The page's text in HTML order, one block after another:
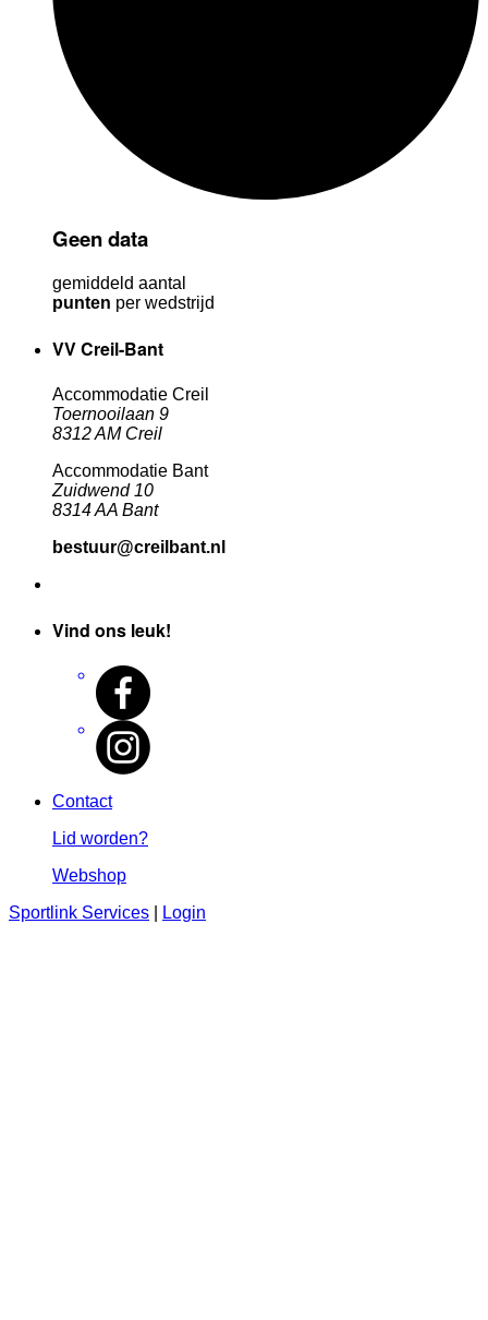
Geen data
gemiddeld aantal
punten per wedstrijd
VV Creil-Bant
Accommodatie Creil
Toernooilaan 9
8312 AM Creil
Accommodatie Bant
Zuidwend 10
8314 AA Bant
bestuur@creilbant.nl
Vind ons leuk!
Contact
Lid worden?
Webshop
Sportlink Services
Login